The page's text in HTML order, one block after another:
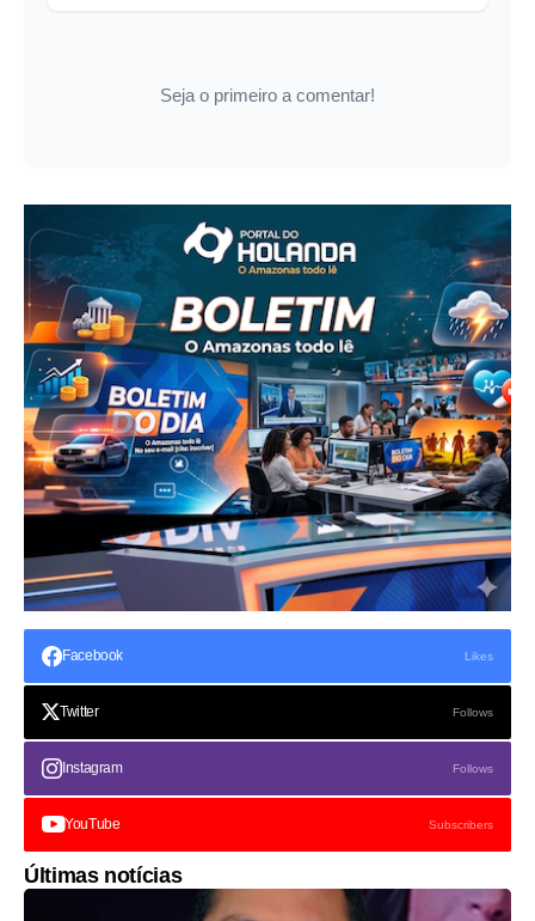
Seja o primeiro a comentar!
Facebook Likes
Twitter Follows
Instagram Follows
YouTube Subscribers
Últimas notícias